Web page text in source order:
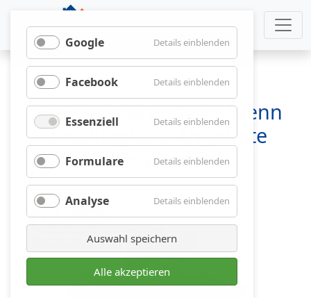
Google Details einblenden
Google
Facebook Details einblenden
Facebook
Essenziell Details einblenden
Essenziell
Formulare Details einblenden
Formulare
Analyse Details einblenden
Analyse
Auswahl speichern
Alle akzeptieren
0%-Finanzierungen – Wenn
unschlagbare Angebote
teuer werden!